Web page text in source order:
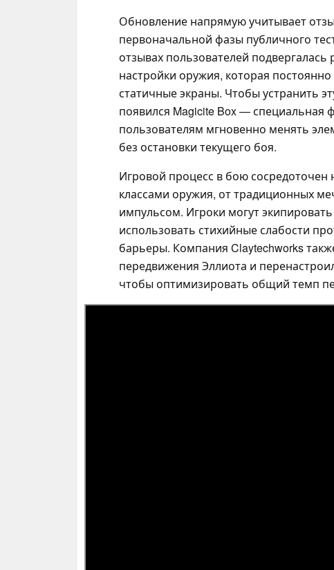
Обновление напрямую учитывает
первоначальной фазы публичного
отзывах пользователей
настройки оружия, которая
статичные экраны. Чтобы устранить
появился Magicite Box —
пользователям мгновенно менять
без остановки текущего боя.
Игровой процесс в бою
классами оружия, от традиционных
импульсом. Игроки могут
использовать стихийные слабости
барьеры. Компания Claytechworks
передвижения Эллиота и
чтобы оптимизировать общий темп